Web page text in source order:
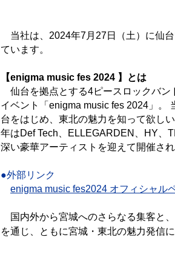
当社は、2024年7月27日（土）に仙
ています。
【enigma music fes 2024 】とは
仙台を拠点とする4ピースロックバン
イベント「enigma music fes 2024」。
台をはじめ、東北の魅力を知って欲し
年はDef Tech、ELLEGARDEN、HY、
深い豪華アーティストを迎えて開催さ
●外部リンク
enigma music fes2024 オフィシャル
国内外から宮城へのさらなる集客と
を通じ、ともに宮城・東北の魅力発信